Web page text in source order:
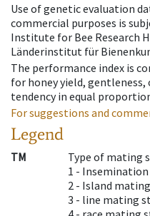
Use of genetic evaluation
commercial purposes is
Institute for Bee Research
Länderinstitut für
The performance index is
for honey yield, gentleness,
tendency in equal
For suggestions and
Legend
TM
Type of mating
1 -
2 - Island
3 - line mating